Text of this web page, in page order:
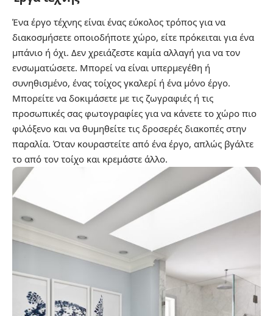
Ένα έργο τέχνης είναι ένας εύκολος τρόπος για να
διακοσμήσετε οποιοδήποτε χώρο, είτε πρόκειται για ένα
μπάνιο ή όχι. Δεν χρειάζεστε καμία αλλαγή για να τον
ενσωματώσετε. Μπορεί να είναι υπερμεγέθη ή
συνηθισμένο, ένας τοίχος γκαλερί ή ένα μόνο έργο.
Μπορείτε να δοκιμάσετε με τις ζωγραφιές ή τις
προσωπικές σας φωτογραφίες για να κάνετε το χώρο πιο
φιλόξενο και να θυμηθείτε τις δροσερές διακοπές στην
παραλία. Όταν κουραστείτε από ένα έργο, απλώς βγάλτε
το από τον τοίχο και κρεμάστε άλλο.